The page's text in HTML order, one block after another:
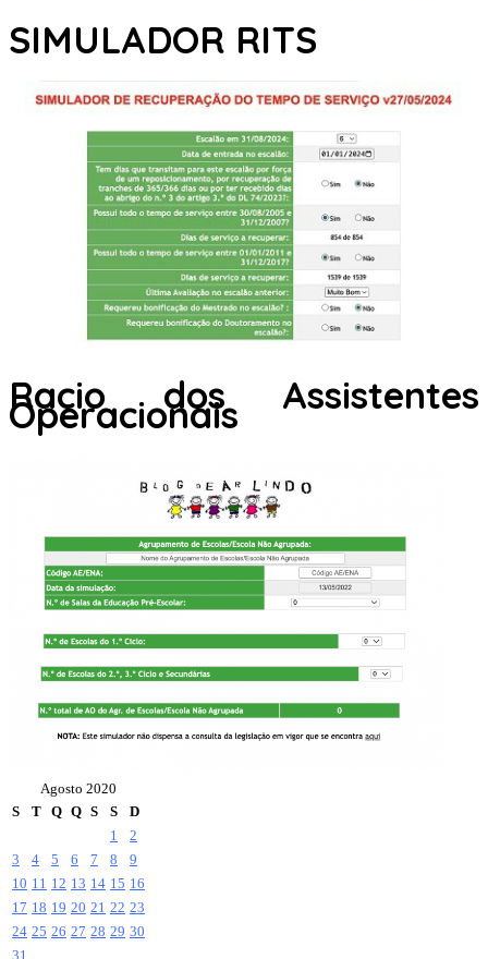
SIMULADOR RITS
Racio dos Assistentes
Operacionais
Agosto 2020
S
T Q Q S S
D
1
2
3
4 5 6 7 8
9
10 11 12 13 14 15 16
17 18 19 20 21 22 23
24 25 26 27 28 29 30
31